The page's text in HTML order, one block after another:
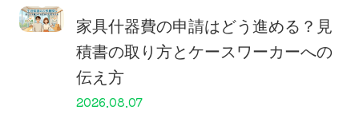
家具什器費の申請はどう進める？見
積書の取り方とケースワーカーへの
伝え方
2026.08.07